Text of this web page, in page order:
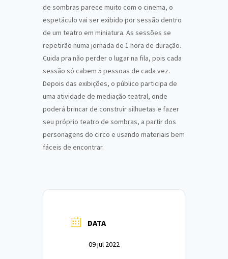
de sombras parece muito com o cinema, o
espetáculo vai ser exibido por sessão dentro
de um teatro em miniatura. As sessões se
repetirão numa jornada de 1 hora de duração.
Cuida pra não perder o lugar na fila, pois cada
sessão só cabem 5 pessoas de cada vez.
Depois das exibições, o público participa de
uma atividade de mediação teatral, onde
poderá brincar de construir silhuetas e fazer
seu próprio teatro de sombras, a partir dos
personagens do circo e usando materiais bem
fáceis de encontrar.
DATA
09 jul 2022